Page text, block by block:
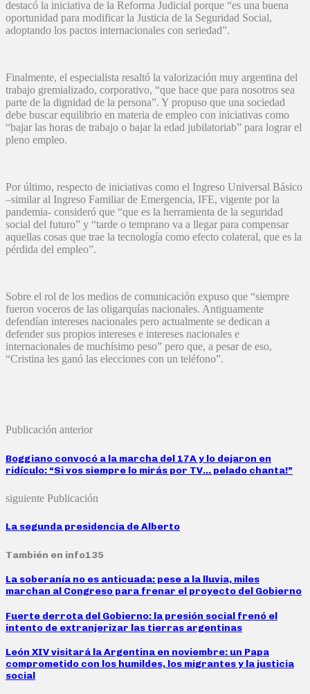
destacó la iniciativa de la Reforma Judicial porque “es una buena
oportunidad para modificar la Justicia de la Seguridad Social,
adoptando los pactos internacionales con seriedad”.
Finalmente, el especialista resaltó la valorización muy argentina del
trabajo gremializado, corporativo, “que hace que para nosotros sea
parte de la dignidad de la persona”. Y propuso que una sociedad
debe buscar equilibrio en materia de empleo con iniciativas como
“bajar las horas de trabajo o bajar la edad jubilatoriab” para lograr el
pleno empleo.
Por último, respecto de iniciativas como el Ingreso Universal Básico
–similar al Ingreso Familiar de Emergencia, IFE, vigente por la
pandemia- consideró que “que es la herramienta de la seguridad
social del futuro” y “tarde o temprano va a llegar para compensar
aquellas cosas que trae la tecnología como efecto colateral, que es la
pérdida del empleo”.
Sobre el rol de los medios de comunicación expuso que “siempre
fueron voceros de las oligarquías nacionales. Antiguamente
defendían intereses nacionales pero actualmente se dedican a
defender sus propios intereses e intereses nacionales e
internacionales de muchísimo peso” pero que, a pesar de eso,
“Cristina les ganó las elecciones con un teléfono”.
Publicación anterior
Boggiano convocó a la marcha del 17A y lo dejaron en
ridículo: “Si vos siempre lo mirás por TV… pelado chanta!”
siguiente Publicación
La segunda presidencia de Alberto
También en info135
La soberanía no es anticuada: pese a la lluvia, miles
marchan al Congreso para frenar el proyecto del Gobierno
Fuerte derrota del Gobierno: la presión social frenó el
intento de extranjerizar las tierras argentinas
León XIV visitará la Argentina en noviembre: un Papa
comprometido con los humildes, los migrantes y la justicia
social